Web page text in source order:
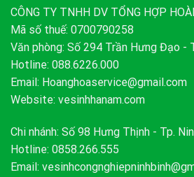
CÔNG TY TNHH DV TỔNG HỢP
Mã số thuế: 0700790258
Văn phòng: Số 294 Trần Hưng Đạo -
Hotline: 088.6226.000
Email: Hoanghoaservice@gmail.com
Website: vesinhhanam.com
Chi nhánh: Số 98 Hưng Thịnh - Tp.
Hotline: 0858.266.555
Email: